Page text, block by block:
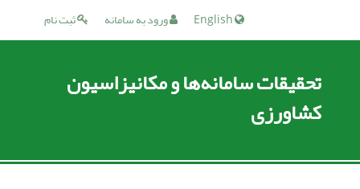
ثبت نام ورود به سامانه
تحقیقات سامانه‌ها و مکانیزاسیون
کشاورزی